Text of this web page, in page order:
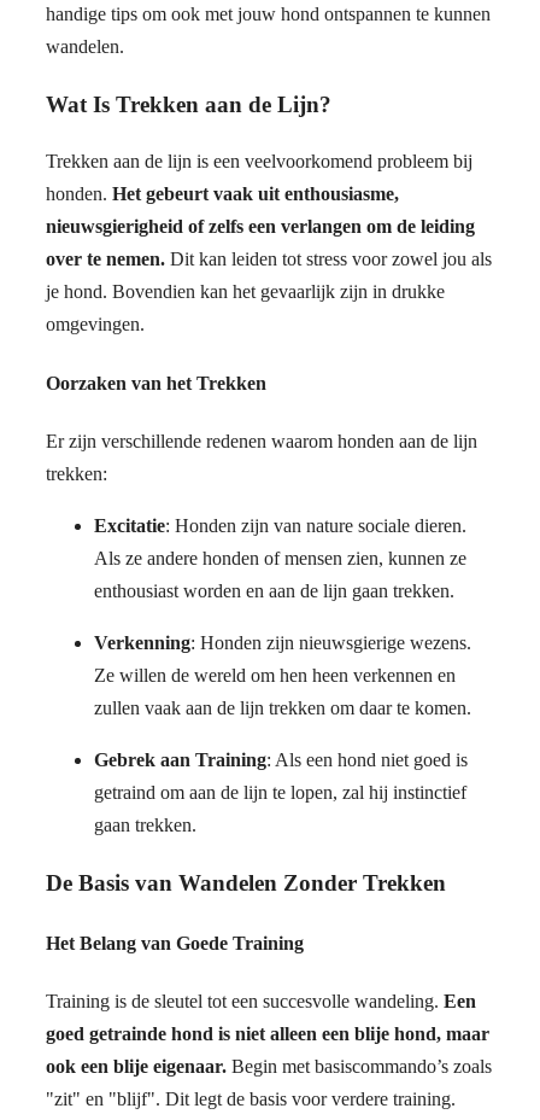
handige tips om ook met jouw hond ontspannen te kunnen
wandelen.
Wat Is Trekken aan de Lijn?
Trekken aan de lijn is een veelvoorkomend probleem bij
honden. Het gebeurt vaak uit enthousiasme,
nieuwsgierigheid of zelfs een verlangen om de leiding
over te nemen. Dit kan leiden tot stress voor zowel jou als
je hond. Bovendien kan het gevaarlijk zijn in drukke
omgevingen.
Oorzaken van het Trekken
Er zijn verschillende redenen waarom honden aan de lijn
trekken:
Excitatie: Honden zijn van nature sociale dieren.
Als ze andere honden of mensen zien, kunnen ze
enthousiast worden en aan de lijn gaan trekken.
Verkenning: Honden zijn nieuwsgierige wezens.
Ze willen de wereld om hen heen verkennen en
zullen vaak aan de lijn trekken om daar te komen.
Gebrek aan Training: Als een hond niet goed is
getraind om aan de lijn te lopen, zal hij instinctief
gaan trekken.
De Basis van Wandelen Zonder Trekken
Het Belang van Goede Training
Training is de sleutel tot een succesvolle wandeling. Een
goed getrainde hond is niet alleen een blije hond, maar
ook een blije eigenaar. Begin met basiscommando’s zoals
"zit" en "blijf". Dit legt de basis voor verdere training.